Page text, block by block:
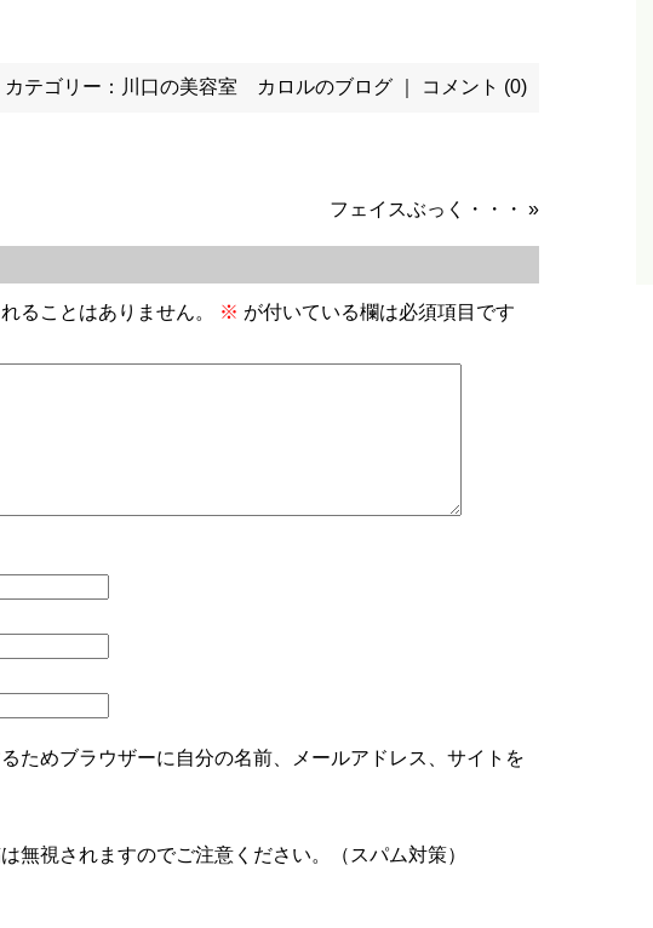
テゴリー： 川口の美容室 カロルのブログ コメント (0)
フェイスぶっく・・・ »
ることはありません。 ※ が付いている欄は必須項目です
ためブラウザーに自分の名前、メールアドレス、サイトを
無視されますのでご注意ください。（スパム対策）